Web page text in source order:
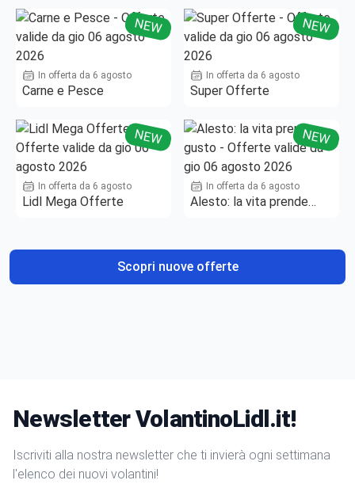
NEW
In offerta da 6 agosto
Carne e Pesce
NEW
In offerta da 6 agosto
Super Offerte
NEW
In offerta da 6 agosto
Lidl Mega Offerte
NEW
In offerta da 6 agosto
Alesto: la vita prende
Scopri nuove offerte
Newsletter VolantinoLidl.it!
Iscriviti alla nostra newsletter che ti invierà ogni settimana
l'elenco dei nuovi volantini!